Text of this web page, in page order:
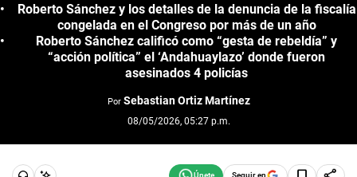
Roberto Sánchez y los detalles de la denuncia de la fiscalía
congelada en el Congreso por más de un año
Roberto Sánchez calificó como “gesta de rebeldía” y
“acción política” el ‘Andahuaylazo’ donde fueron
asesinados 4 policías
Por Sebastian Ortiz Martínez
08/05/2026, 05:27 p.m.
Seguir en